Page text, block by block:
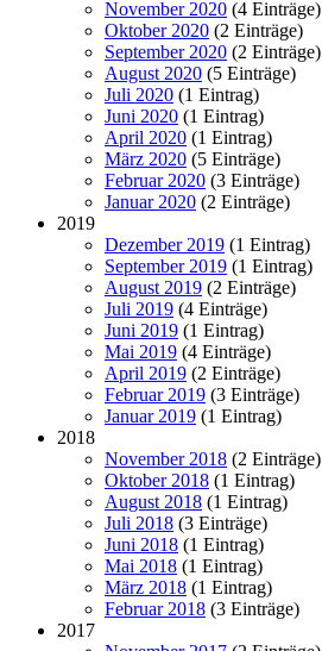
November 2020 (4 Einträge)
Oktober 2020 (2 Einträge)
September 2020 (2 Einträge)
August 2020 (5 Einträge)
Juli 2020 (1 Eintrag)
Juni 2020 (1 Eintrag)
April 2020 (1 Eintrag)
März 2020 (5 Einträge)
Februar 2020 (3 Einträge)
Januar 2020 (2 Einträge)
2019
Dezember 2019 (1 Eintrag)
September 2019 (1 Eintrag)
August 2019 (2 Einträge)
Juli 2019 (4 Einträge)
Juni 2019 (1 Eintrag)
Mai 2019 (4 Einträge)
April 2019 (2 Einträge)
Februar 2019 (3 Einträge)
Januar 2019 (1 Eintrag)
2018
November 2018 (2 Einträge)
Oktober 2018 (1 Eintrag)
August 2018 (1 Eintrag)
Juli 2018 (3 Einträge)
Juni 2018 (1 Eintrag)
Mai 2018 (1 Eintrag)
März 2018 (1 Eintrag)
Februar 2018 (3 Einträge)
2017